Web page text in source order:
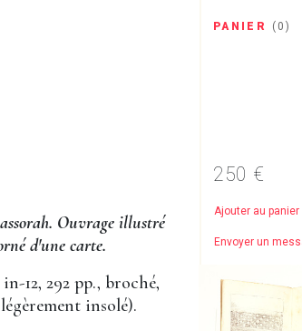
PANIER ( 0)
Ouvrage illustré
d'une carte.
12, 292 pp., broché,
insolé).
250 €
Ajouter au panier
Envoyer un